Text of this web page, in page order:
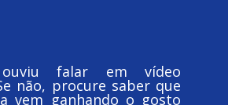
falar em vídeo
não, procure saber que
vem ganhando o gosto